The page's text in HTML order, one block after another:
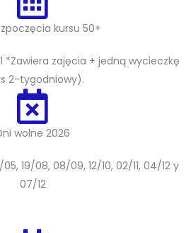
kursu 50+
*Zawiera zajęcia + jedną wycieczkę
2-tygodniowy).
wolne 2026
19/08, 08/09, 12/10, 02/11, 04/12 y
07/12